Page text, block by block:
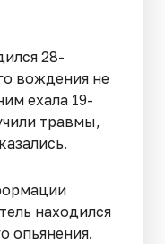
28-
вождения не
ехала 19-
травмы,
находился
опьянения.